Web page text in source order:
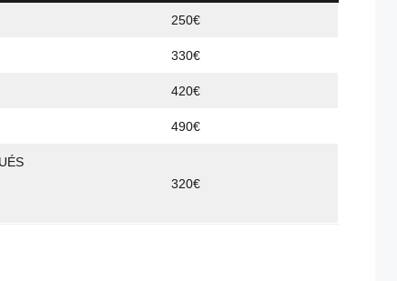
250€
330€
420€
490€
320€